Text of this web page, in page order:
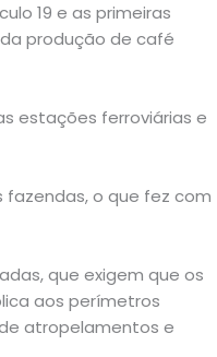
19 e as primeiras
produção de café
estações ferroviárias e
o que fez com
que exigem que os
aos perímetros
atropelamentos e